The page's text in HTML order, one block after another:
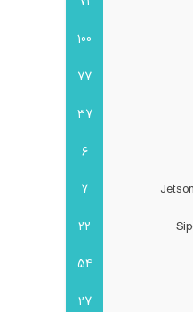
100
77
37
6
7
22
54
27